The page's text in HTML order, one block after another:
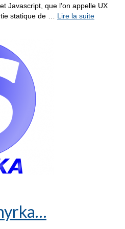
Javascript, que l’on appelle UX
statique de … Lire la suite­­